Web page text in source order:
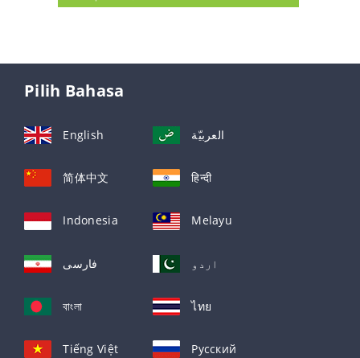
Pilih Bahasa
English العربيّة
简体中文 हिन्दी
Indonesia Melayu
فارسی اردو
বাংলা ไทย
Tiếng Việt Русский